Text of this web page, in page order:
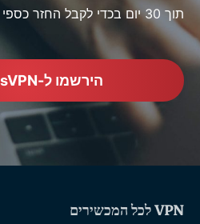
תוך 30 יום בכדי לקבל החזר כספי מלא. זה כזה פשוט.
הירשמו ל-ExpressVPN
VPN לכל המכשירים